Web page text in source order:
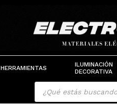
HERRAMIENTAS
ILUMINACIÓN
DECORATIVA
Products
search